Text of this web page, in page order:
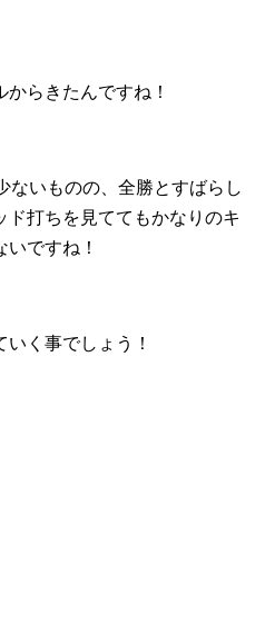
らきたんですね！
ないものの、全勝とすばらし
打ちを見ててもかなりのキ
ですね！
く事でしょう！